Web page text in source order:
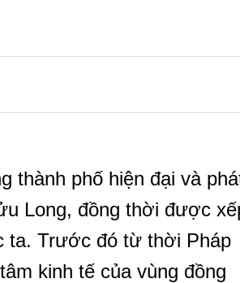
thành phố hiện đại và
Long, đồng thời được
ta. Trước đó từ thời Pháp
kinh tế của vùng đồng